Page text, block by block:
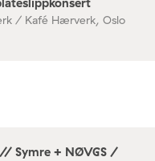
/ Kafé Hærverk, Oslo
Symre + NØVGS /